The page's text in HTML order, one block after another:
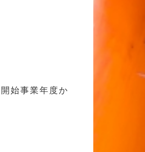
始事業年度か